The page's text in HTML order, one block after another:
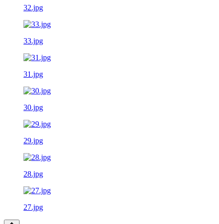
32.jpg
33.jpg
31.jpg
30.jpg
29.jpg
28.jpg
27.jpg